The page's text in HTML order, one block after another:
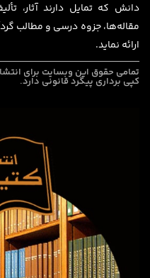
دانش که تمایل دارند آثار،
مقاله‌ها، جزوه درسی و مطالب
ارائه نماید.
تمامی حقوق این وبسایت برای
کپی برداری پیگرد قانونی دارد.